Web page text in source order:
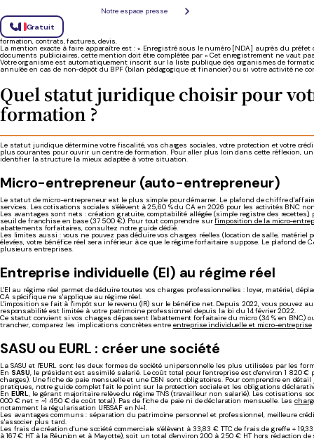
Notre espace presse
Gratuit
Le numéro d'enregistrement (NDA) : à quoi
Le NDA est un numéro à 11 chiffres qui identifie votre organisme de formation. Il doit figurer
formation, contrats, factures, devis.
La mention exacte à faire apparaître est : « Enregistré sous le numéro [NDA] auprès du
documents publiciaires, cette mention doit être complétée par « Cet enregistrement ne vaut
Votre organisme est automatiquement inscrit sur la liste publique des organismes de
annulée en cas de non-dépôt du BPF (bilan pédagogique et financier) ou si votre activité ne
Quel statut juridique choisir pour
formation ?
Le statut juridique détermine votre fiscalité, vos charges sociales, votre protection et votre
plus courantes pour ouvrir un centre de formation. Pour aller plus loin dans cette réflexion,
identifier la structure la mieux adaptée à votre situation.
Micro-entrepreneur (auto-entrepreneur)
Le statut de micro-entrepreneur est le plus simple pour démarrer. Le plafond de chiffre
services. Les cotisations sociales s'élèvent à 25,60 % du CA en 2026 pour les activités BNC
Les avantages sont nets : création gratuite, comptabilité allégée (simple registre des
seuil de franchise en base (37 500 €). Pour tout comprendre sur l'imposition de la micro-
abattements forfaitaires, consultez notre guide dédié.
Les limites aussi : vous ne pouvez pas déduire vos charges réelles (location de salle, matériel
élevées, votre bénéfice réel sera inférieur à ce que le régime forfaitaire suppose. Le plafond
plusieurs entreprises.
Entreprise individuelle (EI) au régime réel
L'EI au régime réel permet de déduire toutes vos charges professionnelles : loyer, matériel,
CA spécifique ne s'applique au régime réel.
L'imposition se fait à l'impôt sur le revenu (IR) sur le bénéfice net. Depuis 2022, vous pouvez
responsabilité est limitée à votre patrimoine professionnel depuis la loi du 14 février 2022.
Ce statut convient si vos charges dépassent l'abattement forfaitaire du micro (34 % en BNC)
trancher, comparez les implications concrètes entre entreprise individuelle et micro-entreprise
SASU ou EURL : créer une société
La SASU et l'EURL sont les deux formes de société unipersonnelle les plus utilisées par les
En SASU, le président est assimilé salarié. Le coût total pour l'entreprise est d'environ 1 820 €
charges). Une fiche de paie mensuelle et une DSN sont obligatoires. Pour comprendre en détail
pratiques, notre guide complet fait le point sur la protection sociale et les obligations
En EURL, le gérant majoritaire relève du régime TNS (travailleur non salarié). Les cotisations
000 € net = ~1 450 € de coût total). Pas de fiche de paie ni de déclaration mensuelle. Les
notamment la régularisation URSSAF en N+1.
Les avantages communs : séparation du patrimoine personnel et professionnel, meilleure
s'associer plus tard.
Les frais de création d'une société commerciale s'élèvent à 33,83 € TTC de frais de greffe +
à 167 € HT à la Réunion et à Mayotte), soit un total d'environ 200 à 250 € HT hors rédaction